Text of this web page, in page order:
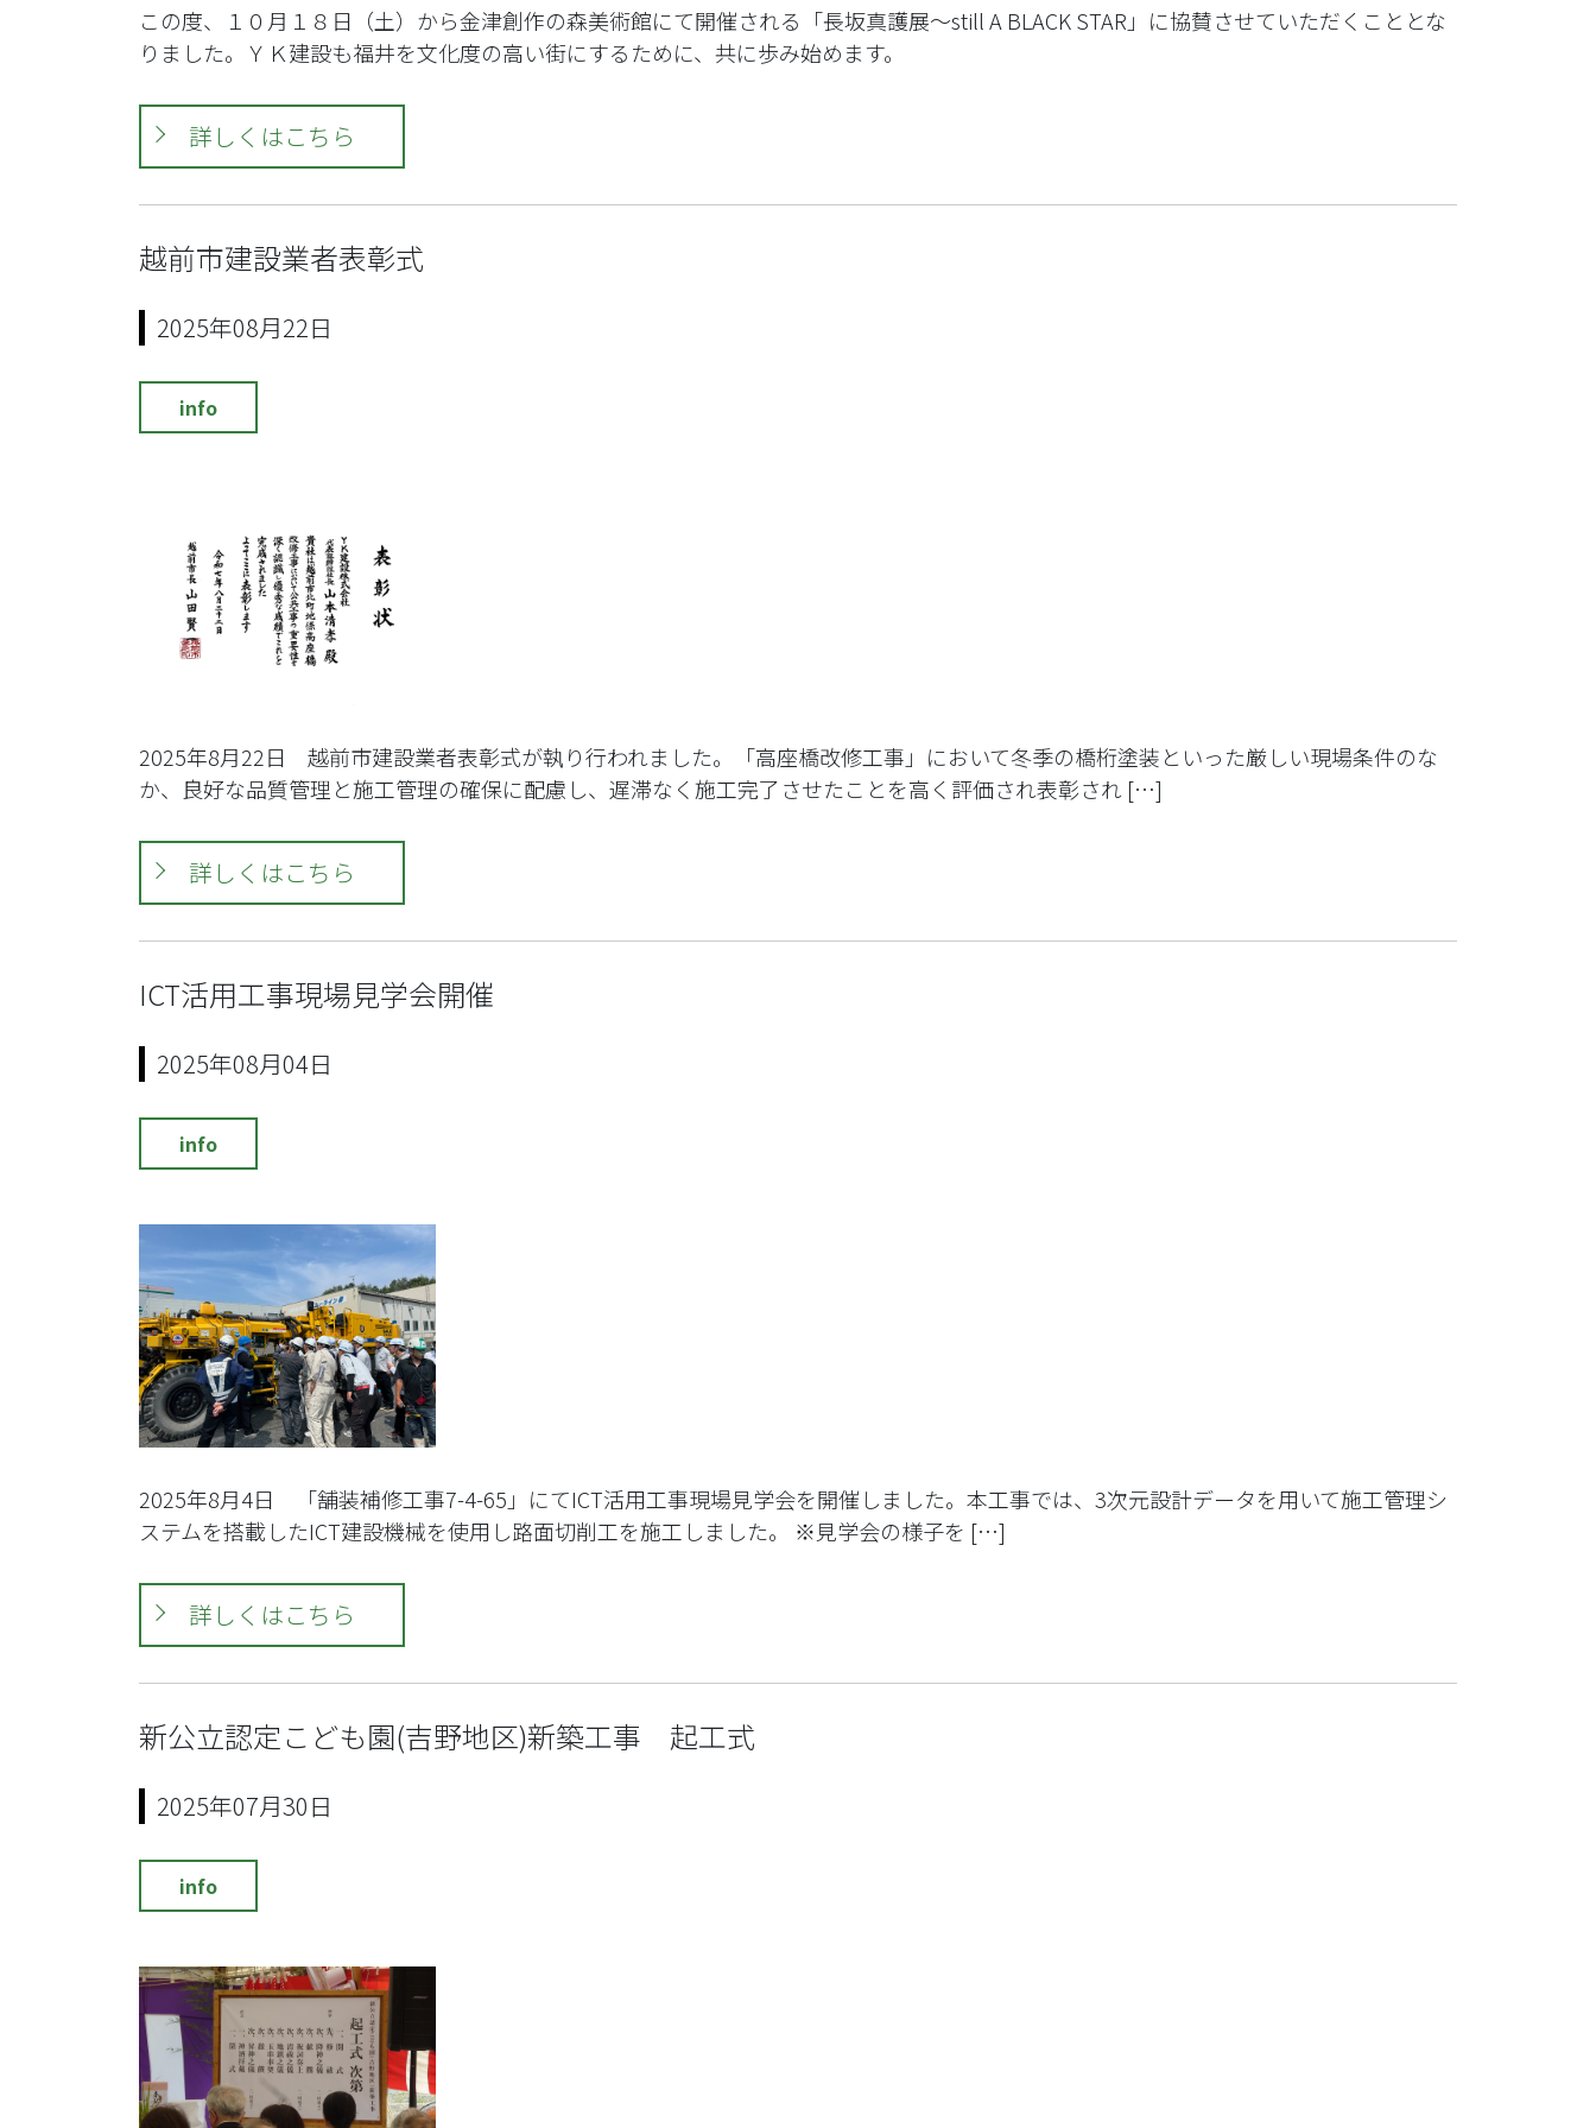
この度、１０月１８日（土）から金津創作の森美術館にて開催される「長坂真護展～still A BLACK STAR」に協賛させていただくこととな
りました。ＹＫ建設も福井を文化度の高い街にするために、共に歩み始めます。
詳しくはこちら
越前市建設業者表彰式
2025年08月22日
info
2025年8月22日 越前市建設業者表彰式が執り行われました。「高座橋改修工事」において冬季の橋桁塗装といった厳しい現場条件のな
か、良好な品質管理と施工管理の確保に配慮し、遅滞なく施工完了させたことを高く評価され表彰され […]
詳しくはこちら
ICT活用工事現場見学会開催
2025年08月04日
info
2025年8月4日 「舗装補修工事7-4-65」にてICT活用工事現場見学会を開催しました。本工事では、3次元設計データを用いて施工管理シ
ステムを搭載したICT建設機械を使用し路面切削工を施工しました。 ※見学会の様子を […]
詳しくはこちら
新公立認定こども園(吉野地区)新築工事 起工式
2025年07月30日
info